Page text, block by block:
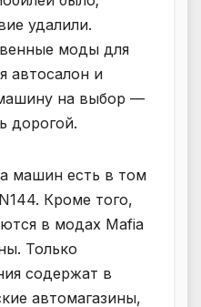
удалили.
моды для
автосалон и
на выбор —
дорогой.
машин есть в том
Кроме того,
в модах Mafia
Только
содержат в
автомагазины,